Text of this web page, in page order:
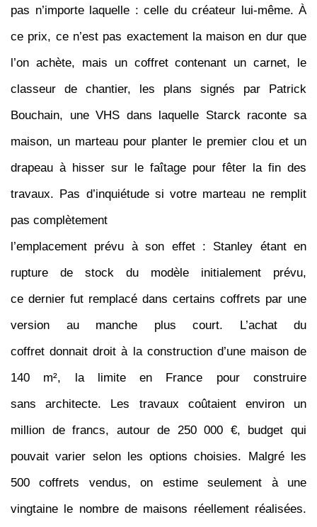
pas n’importe laquelle : celle du créateur lui-même. À
ce prix, ce n’est pas exactement la maison en dur que
l’on achète, mais un coffret contenant un carnet, le
classeur de chantier, les plans signés par Patrick
Bouchain, une VHS dans laquelle Starck raconte sa
maison, un marteau pour planter le premier clou et un
drapeau à hisser sur le faîtage pour fêter la fin des
travaux. Pas d’inquiétude si votre marteau ne remplit
pas complètement
l’emplacement prévu à son effet : Stanley étant en
rupture de stock du modèle initialement prévu,
ce dernier fut remplacé dans certains coffrets par une
version au manche plus court. L’achat du
coffret donnait droit à la construction d’une maison de
140 m², la limite en France pour construire
sans architecte. Les travaux coûtaient environ un
million de francs, autour de 250 000 €, budget qui
pouvait varier selon les options choisies. Malgré les
500 coffrets vendus, on estime seulement à une
vingtaine le nombre de maisons réellement réalisées.